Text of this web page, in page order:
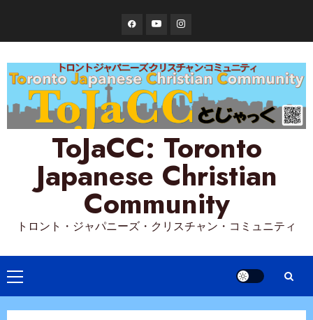
content
FacebookYouTubeInstagram
ToJaCC: Toronto
Japanese Christian
Community
トロント・ジャパニーズ・クリスチャン・コミュニティ
Primary
Menu